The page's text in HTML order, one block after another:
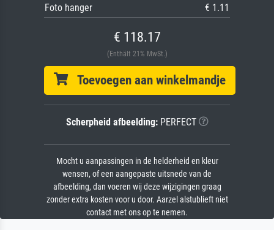
Foto hanger € 1.11
€ 118.17
(Enthält 21% MwSt.)
Toevoegen aan winkelmandje
Scherpheid afbeelding:PERFECT
Mocht u aanpassingen in de helderheid en kleur
wensen, of een aangepaste uitsnede van de
afbeelding, dan voeren wij deze wijzigingen graag
zonder extra kosten voor u door. Aarzel alstublieft niet
contact met ons op te nemen.